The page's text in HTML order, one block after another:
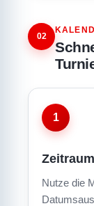
02
1
Nutze die